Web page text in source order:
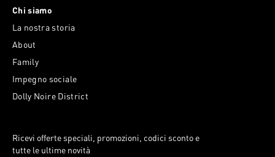
Chi siamo
La nostra storia
About
Family
Impegno sociale
Dolly Noire District
Ricevi offerte speciali, promozioni, codici sconto e
tutte le ultime novità